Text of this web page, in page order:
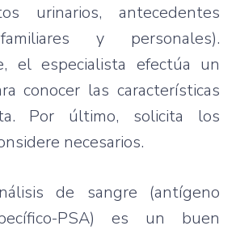
urinarios, antecedentes
y personales).
el especialista efectúa un
conocer las características
Por último, solicita los
necesarios.
de sangre (antígeno
PSA) es un buen